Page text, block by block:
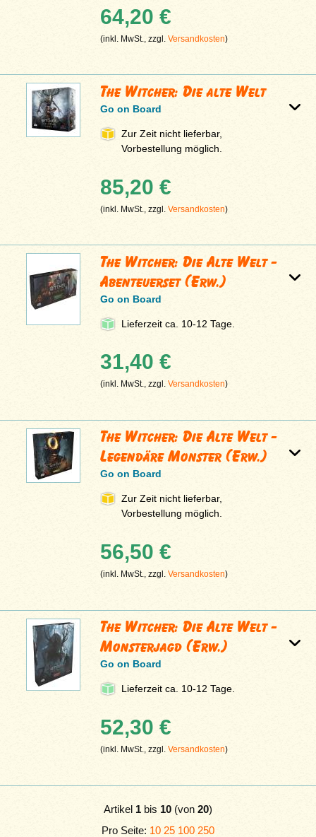
64,20 €
(inkl. MwSt., zzgl.Versandkosten)
The Witcher: Die alte Welt
Go on Board
Zur Zeit nicht lieferbar,
Vorbestellung möglich.
85,20 €
(inkl. MwSt., zzgl.Versandkosten)
The Witcher: Die Alte Welt -
Abenteuerset (Erw.)
Go on Board
Lieferzeit ca. 10-12 Tage.
31,40 €
(inkl. MwSt., zzgl.Versandkosten)
The Witcher: Die Alte Welt -
Legendäre Monster (Erw.)
Go on Board
Zur Zeit nicht lieferbar,
Vorbestellung möglich.
56,50 €
(inkl. MwSt., zzgl.Versandkosten)
The Witcher: Die Alte Welt -
Monsterjagd (Erw.)
Go on Board
Lieferzeit ca. 10-12 Tage.
52,30 €
(inkl. MwSt., zzgl.Versandkosten)
Artikel 1 bis 10 (von 20)
Pro Seite: 10 25 100 250